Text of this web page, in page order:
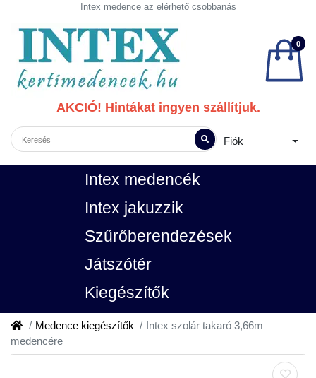
Intex medence az elérhető csobbanás
0
AKCIÓ! Hintákat ingyen szállítjuk.
Fiók
Intex medencék
Intex jakuzzik
Szűrőberendezések
Játszótér
Kiegészítők
Medence kiegészítők
Intex szolár takaró 3,66m
medencére